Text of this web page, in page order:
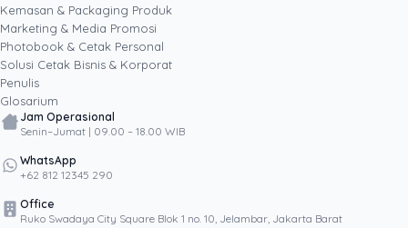
Popular
Kemasan & Packaging Produk
Marketing & Media Promosi
Photobook & Cetak Personal
Solusi Cetak Bisnis & Korporat
Penulis
Glosarium
Jam Operasional
Senin–Jumat | 09.00 – 18.00 WIB
WhatsApp
+62 812 12345 290
Office
Ruko Swadaya City Square Blok 1 no. 10, Jelambar, Jakarta Barat